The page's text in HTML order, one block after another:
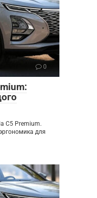
0
C5 Premium.
для